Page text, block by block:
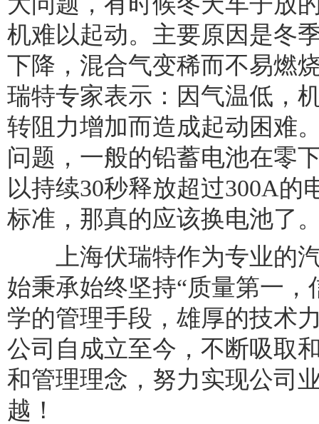
机难以起动。主要原因是冬
下降，混合气变稀而不易燃
瑞特专家表示：因气温低，
转阻力增加而造成起动困难
问题，一般的铅蓄电池在零
以持续30秒释放超过300A的
标准，那真的应该换电池了
上海伏瑞特作为专业的汽
始秉承始终坚持“质量第一
学的管理手段，雄厚的技术
公司自成立至今，不断吸取
和管理理念，努力实现公司
越！